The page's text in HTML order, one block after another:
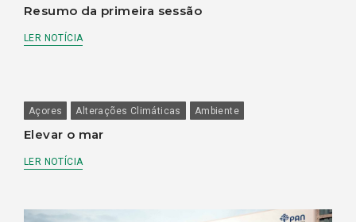
Resumo da primeira sessão
LER NOTÍCIA
Açores Alterações Climáticas Ambiente
Elevar o mar
LER NOTÍCIA